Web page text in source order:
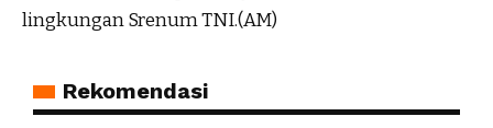
lingkungan Srenum TNI.(AM)
Rekomendasi